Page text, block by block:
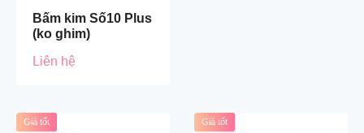
Bấm kim Số10 Plus
(ko ghim)
Liên hệ
Giá tốt Giá tốt